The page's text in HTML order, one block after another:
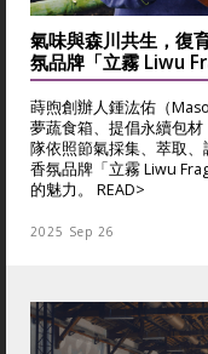
氣味與森川共生，復
氛品牌「立霧 Liwu
蒔煦創辦人鍾汯佑（
夢蔬食箱、提倡永續包
隊依照節氣採集、萃取
香氛品牌「立霧 Liwu
的魅力。 READ>
2025 Sep 26